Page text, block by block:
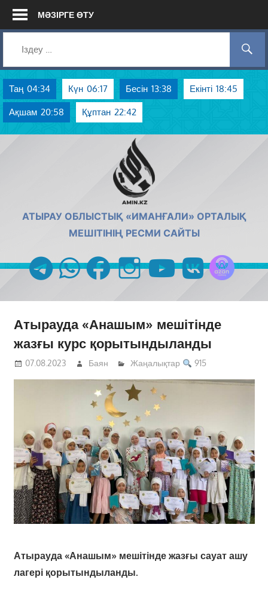
Skip
МӘЗІРГЕ ӨТУ
Таң 04:34 Күн 06:17 Бесін 13:38 Екінті 18:45
Ақшам 20:58 Құптан 22:42
АТЫРАУ ОБЛЫСТЫҚ «ИМАНҒАЛИ» ОРТАЛЫҚ
МЕШІТІНІҢ РЕСМИ САЙТЫ
telegramwhatsappfacebookinstagramyoutubevk
Атырауда «Анашым» мешітінде
жазғы курс қорытындыланды
07.08.2023 Баян Жаңалықтар 915
Атырауда «Анашым» мешітінде жазғы сауат ашу
лагері қорытындыланды.